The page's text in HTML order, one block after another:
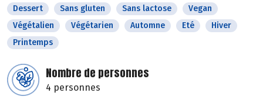
Dessert Sans gluten Sans lactose
Vegan
Végétalien
Végétarien Automne Eté
Hiver
Printemps
Nombre de personnes
4 personnes